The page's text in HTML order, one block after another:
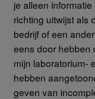
je alleen
richting uitwijst als
bedrijf of een
eens door hebben
mijn laboratorium-
hebben
geven van